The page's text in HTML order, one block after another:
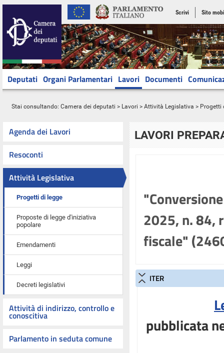
Scrivi Sito
Deputati Organi Parlamentari Lavori Documenti
Stai consultando: Camera dei deputati > Lavori > Attività Legislativa > Progetti
Agenda dei Lavori
Resoconti
Attività Legislativa
Progetti di legge
Proposte di legge d'iniziativa
popolare
Emendamenti
Leggi
Decreti legislativi
Attività di indirizzo, controllo e
conoscitiva
Parlamento in seduta comune
LAVORI
2025, n. 84,
fiscale"
ITER
pubblicata